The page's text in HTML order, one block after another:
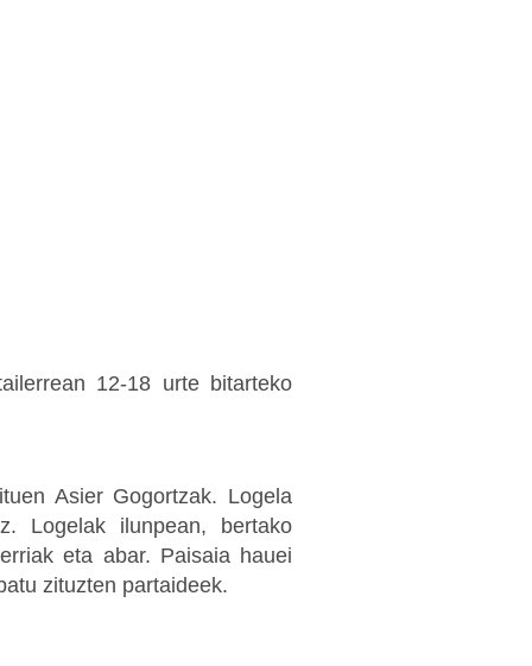
12-18 urte bitarteko
Asier Gogortzak. Logela
Logelak ilunpean, bertako
eta abar. Paisaia hauei
zituzten partaideek.